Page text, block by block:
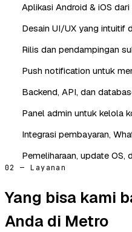
Aplikasi Android & iOS
Desain UI/UX yang intuitif
Rilis dan pendampingan
Push notification untuk
Backend, API, dan
Panel admin untuk kelola
Integrasi pembayaran,
Pemeliharaan, update
02 — Layanan
Yang bisa kami
Anda di Metro